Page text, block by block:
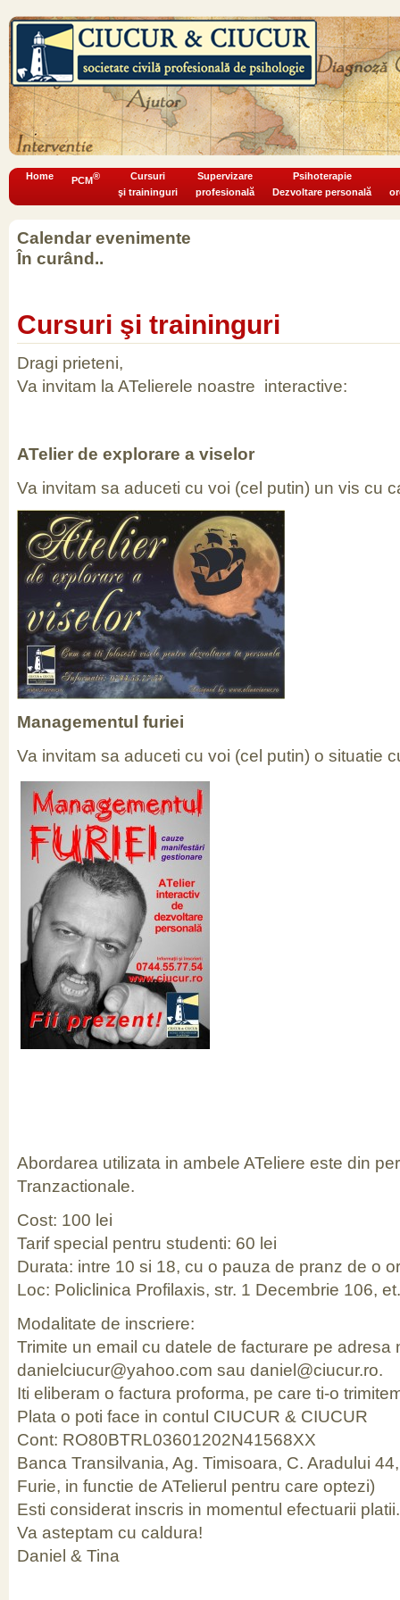
Home PCM®
Cursuri
şi traininguri
Supervizare
profesională
Psihoterapie
Dezvoltare personală
Calendar evenimente
În curând..
Cursuri şi traininguri
Dragi prieteni,
Va invitam la ATelierele noastre interactive:
ATelier de explorare a viselor
Va invitam sa aduceti cu voi (cel putin) un vis cu
Managementul furiei
Va invitam sa aduceti cu voi (cel putin) o situatie
Abordarea utilizata in ambele ATeliere este din
Tranzactionale.
Cost: 100 lei
Tarif special pentru studenti: 60 lei
Durata: intre 10 si 18, cu o pauza de pranz de o
Loc: Policlinica Profilaxis, str. 1 Decembrie 106,
Modalitate de inscriere:
Trimite un email cu datele de facturare pe adresa
danielciucur@yahoo.com sau daniel@ciucur.ro.
Iti eliberam o factura proforma, pe care ti-o
Plata o poti face in contul CIUCUR & CIUCUR
Cont: RO80BTRL03601202N41568XX
Banca Transilvania, Ag. Timisoara, C. Aradului
Furie, in functie de ATelierul pentru care optezi)
Esti considerat inscris in momentul efectuarii platii.
Va asteptam cu caldura!
Daniel & Tina